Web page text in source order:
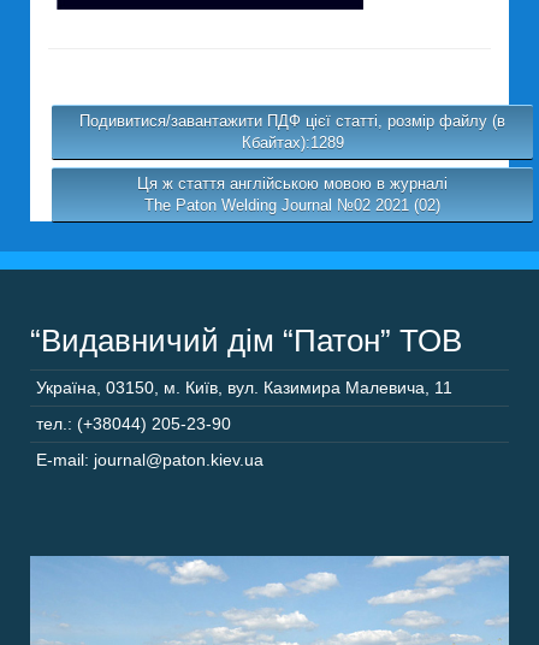
Подивитися/завантажити ПДФ цієї статті, розмір файлу (в
Кбайтах):1289
Ця ж стаття англійською мовою в журналі
The Paton Welding Journal №02 2021 (02)
“Видавничий дім “Патон” ТОВ
Україна 03150 м. Київ, вул. Казимира Малевича, 11
тел.: (+38044) 205-23-90
E-mail: journal@paton.kiev.ua